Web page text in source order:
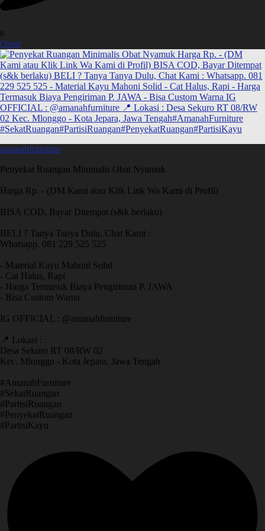
0
Open
amanahfurniture
Penyekat Ruangan Minimalis Obat Nyamuk
Harga Rp. - (DM Kami atau Klik Link Wa Kami di Profil)
BISA COD, Bayar Ditempat (s&k berlaku)
BELI ? Tanya Tanya Dulu, Chat Kami :
Whatsapp. 081 229 525 525
- Material Kayu Mahoni Solid
- Cat Halus, Rapi
- Harga Termasuk Biaya Pengiriman P. JAWA
- Bisa Custom Warna
IG OFFICIAL : @amanahfurniture
📍 Lokasi :
Desa Sekuro RT 08/RW 02
Kec. Mlonggo - Kota Jepara, Jawa Tengah
​#AmanahFurniture
​#SekatRuangan
​#PartisiRuangan
​#PenyekatRuangan
​#PartisiKayu